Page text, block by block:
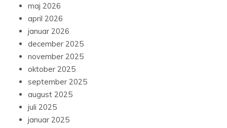
maj 2026
april 2026
januar 2026
december 2025
november 2025
oktober 2025
september 2025
august 2025
juli 2025
januar 2025